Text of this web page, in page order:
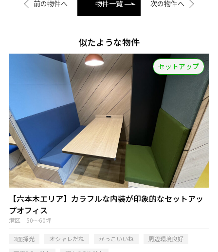
前の物件へ 物件一覧 次の物件へ
似たような物件
セットアップ
【六本木エリア】カラフルな内装が印象的なセットアッ
プオフィス
港区 50～60坪
3面採光 オシャレだね かっこいいね
周辺環境良好